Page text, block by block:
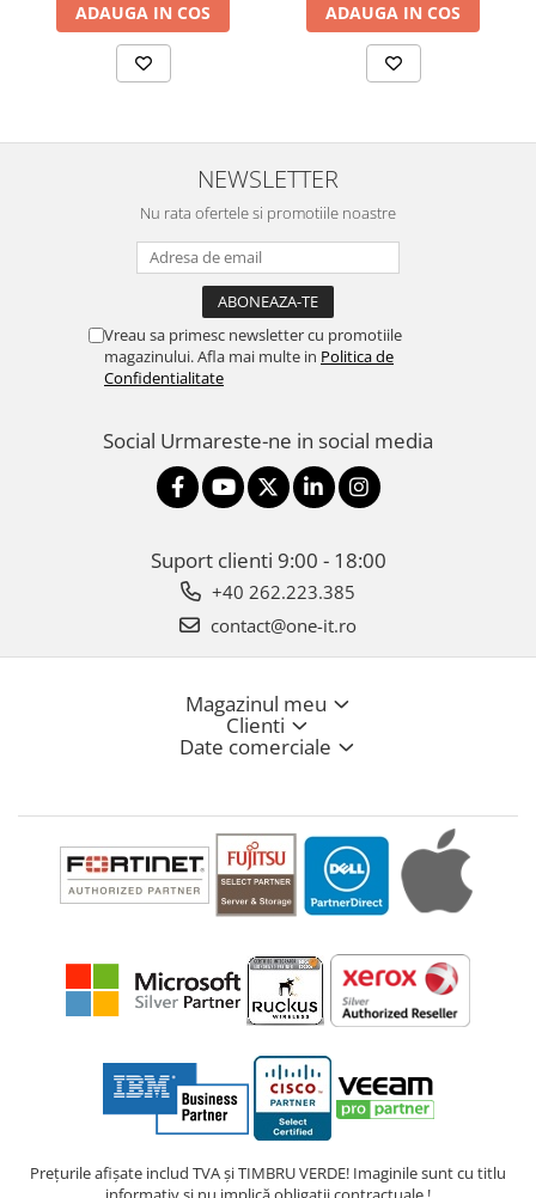
ADAUGA IN COS ADAUGA IN COS
NEWSLETTER
Nu rata ofertele si promotiile noastre
Vreau sa primesc newsletter cu promotiile
magazinului. Afla mai multe in Politica de
Confidentialitate
Social Urmareste-ne in social media
Suport clienti 9:00 - 18:00
+40 262.223.385
contact@one-it.ro
Magazinul meu
Clienti
Date comerciale
Prețurile afișate includ TVA și TIMBRU VERDE! Imaginile sunt cu titlu